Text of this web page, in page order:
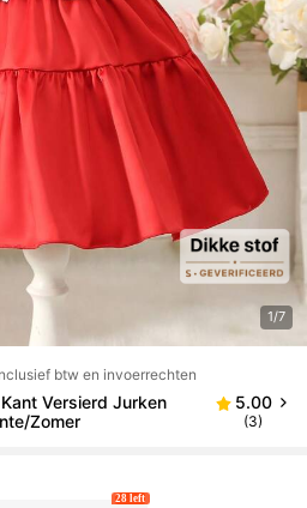
1/7
btw en invoerrechten
Versierd Jurken
Zomer
5.00
(3)
28 left